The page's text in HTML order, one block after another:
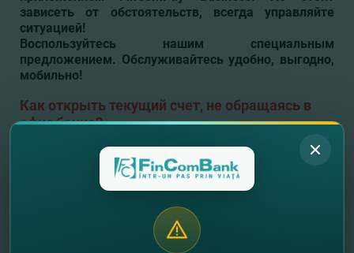
зависеть от обстоятельств, всегда управляйте
ситуацией!
Воспользуйтесь нашим специальным
предложением. Обслуживайтесь удобно, выгодно,
мобильно!
Как открыть текущий счет, не обращаясь в
офис банка?
открытие счета, оставьте свои контактные данные в
Перехожу в ОНЛАЙН. После заполнения заявки на
сайте с Вами свяжется специалист Банка.
Оставьте свои данные, и мы